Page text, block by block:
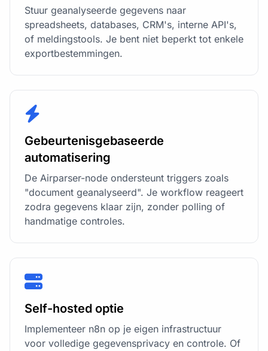
Stuur geanalyseerde gegevens naar
spreadsheets, databases, CRM's, interne API's,
of meldingstools. Je bent niet beperkt tot enkele
exportbestemmingen.
Gebeurtenisgebaseerde
automatisering
De Airparser-node ondersteunt triggers zoals
"document geanalyseerd". Je workflow reageert
zodra gegevens klaar zijn, zonder polling of
handmatige controles.
Self-hosted optie
Implementeer n8n op je eigen infrastructuur
voor volledige gegevensprivacy en controle. Of